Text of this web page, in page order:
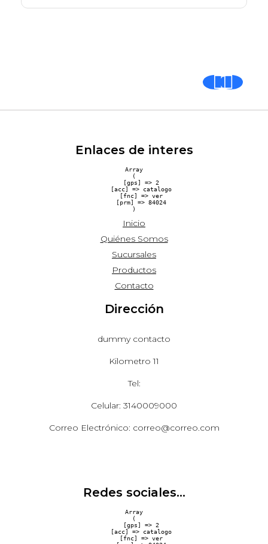
Enlaces de interes
Array
(
    [gps] => 2
    [acc] => catalogo
    [fnc] => ver
    [prm] => 84024
Inicio
Quiénes Somos
Sucursales
Productos
Contacto
Dirección
dummy contacto
Kilometro 11
Tel:
Celular: 3140009000
Correo Electrónico: correo@correo.com
Redes sociales...
Array
(
    [gps] => 2
    [acc] => catalogo
    [fnc] => ver